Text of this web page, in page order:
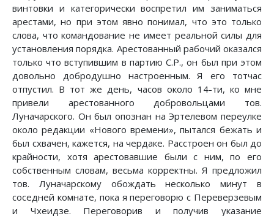
винтовки и категорически воспретил им заниматься
арестами, но при этом явно понимал, что это только
слова, что командование не имеет реальной силы для
установления порядка. Арестованный рабочий оказался
только что вступившим в партию С.Р., он был при этом
довольно добродушно настроенным. Я его тотчас
отпустил. В тот же день, часов около 14-ти, ко мне
привели арестованного добровольцами тов.
Луначарского. Он был опознан на Эртелевом переулке
около редакции «Нового времени», пытался бежать и
был схвачен, кажется, на чердаке. Расстроен он был до
крайности, хотя арестовавшие были с ним, по его
собственным словам, весьма корректны. Я предложил
тов. Луначарскому обождать несколько минут в
соседней комнате, пока я переговорю с Переверзевым
и Чхеидзе. Переговорив и получив указание